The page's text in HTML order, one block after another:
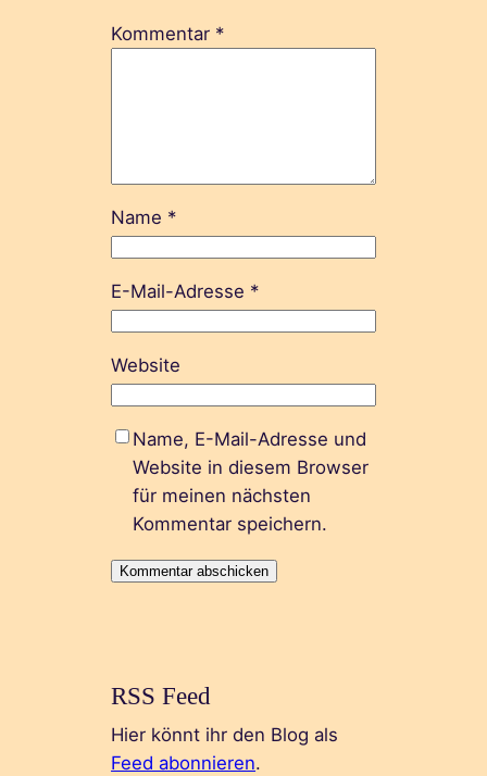
Kommentar *
Name *
E-Mail-Adresse *
Website
Name, E-Mail-Adresse und
Website in diesem Browser
für meinen nächsten
Kommentar speichern.
RSS Feed
Hier könnt ihr den Blog als
Feed abonnieren.